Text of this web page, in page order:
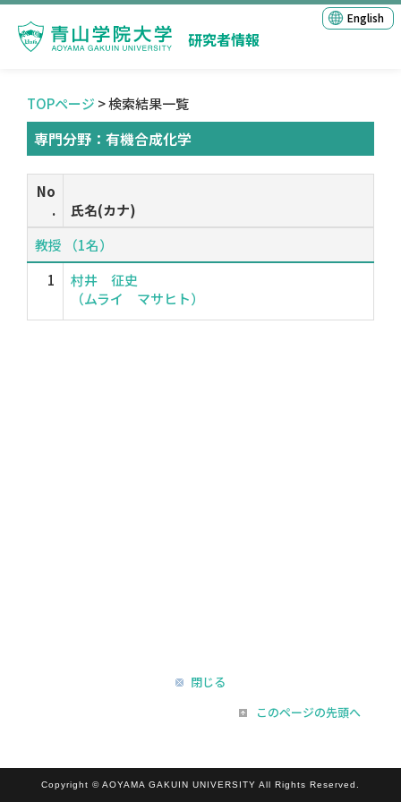
研究者情報
English
TOPページ > 検索結果一覧
専門分野：有機合成化学
No
.
氏名(カナ)
教授 （1名）
1
村井 征史
（ムライ マサヒト）
閉じる
このページの先頭へ
Copyright © AOYAMA GAKUIN UNIVERSITY All Rights Reserved.